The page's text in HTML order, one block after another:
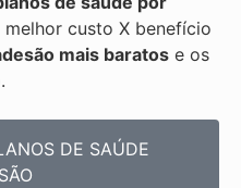
melhor custo X benefício
mais baratos e os
DE SAÚDE